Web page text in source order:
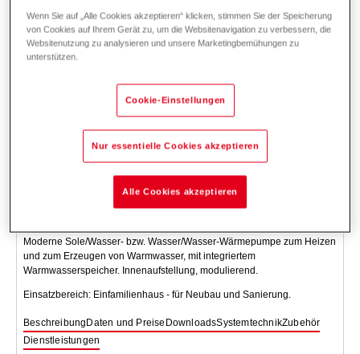
T compact (8,13/200)
Moderne Sole/Wasser- bzw. Wasser/Wasser-Wärmepumpe zum Heizen
und zum Erzeugen von Warmwasser, mit integriertem
Warmwasserspeicher. Innenaufstellung, modulierend.
Einsatzbereich: Einfamilienhaus - für Neubau und Sanierung.
BeschreibungDaten und Preise DownloadsSystemtechnikZubehör
Dienstleistungen
Wenn Sie auf „Alle Cookies akzeptieren“ klicken, stimmen Sie der Speicherung
von Cookies auf Ihrem Gerät zu, um die Websitenavigation zu verbessern, die
Websitenutzung zu analysieren und unsere Marketingbemühungen zu
unterstützen.
Cookie-Einstellungen
Nur essentielle Cookies akzeptieren
Alle Cookies akzeptieren